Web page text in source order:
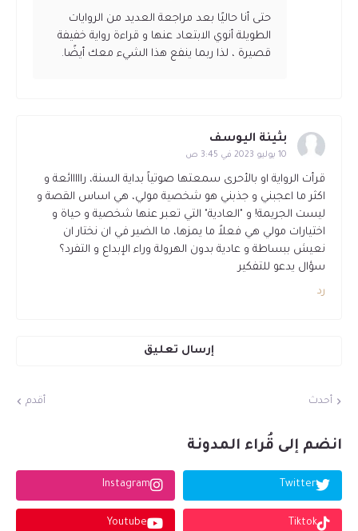
حتى أنا حاليًا بعد مراجعة العديد من الروايات
الطويلة أنوي الابتعاد عنها و قراءة رواية خفيفة
قصيرة ، لذا ربما ينفع هذا الشيء معك أيضًا.
بثينة اليوسف
10 يوليو 2023 في 3:45 ص
قرأت الرواية او بالأحرى سمعتها صوتياً بداية السنة، رااااائعة و
اكثر ما اعجبني و جذبني هو شخصية مولي، هي اساس القصة و
ليست الجريمة! و "العادية" التي تعبر عنها شخصية و حياة و
اختيارات مولي هي فعلاً ما يمزها، ما الضير في ان نختار ان
نعيش ببساطة و عادية بدون الهرولة وراء الإبداع و التفرد؟
سؤال يدعو للتفكير
رد
إرسال تعليق
أحدث أقدم
انضم إلى قُراء المدونة
Twitter
Instagram
Tiktok
Youtube